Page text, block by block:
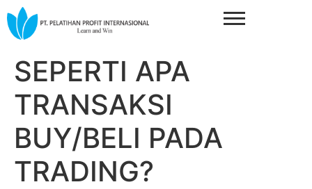
SEPERTI APA
TRANSAKSI
BUY/BELI PADA
TRADING?